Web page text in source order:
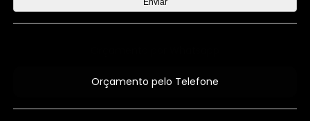
Orçamento pelo Telefone